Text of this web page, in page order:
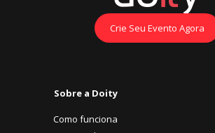
Crie Seu Evento Agora
Sobre a Doity
Como funciona